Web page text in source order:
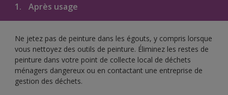
1. Après usage
Ne jetez pas de peinture dans les égouts, y compris lorsque
vous nettoyez des outils de peinture. Éliminez les restes de
peinture dans votre point de collecte local de déchets
ménagers dangereux ou en contactant une entreprise de
gestion des déchets.